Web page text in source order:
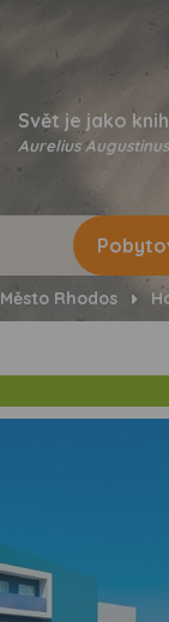
Svět je jako
Aurelius Augustinus
Město Rhodos